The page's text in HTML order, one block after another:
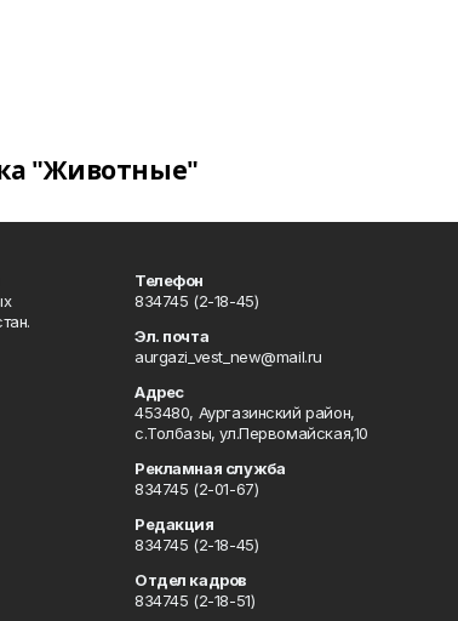
"Животные"
Телефон
834745 (2-18-45)
Эл. почта
aurgazi_vest_new@mail.ru
Адрес
453480, Аургазинский район,
с.Толбазы, ул.Первомайская,10
Рекламная служба
834745 (2-01-67)
Редакция
834745 (2-18-45)
Отдел кадров
834745 (2-18-51)